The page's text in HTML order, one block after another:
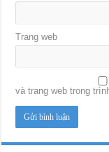
Trang web
và trang web trong